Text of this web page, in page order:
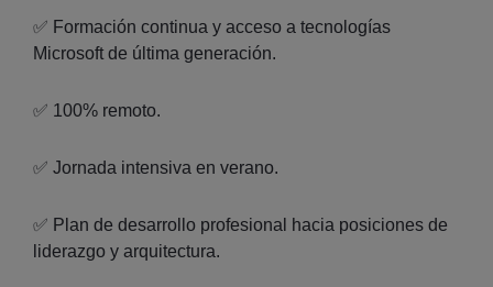
✅ Formación continua y acceso a tecnologías
Microsoft de última generación.
✅ 100% remoto.
✅ Jornada intensiva en verano.
✅ Plan de desarrollo profesional hacia posiciones de
liderazgo y arquitectura.